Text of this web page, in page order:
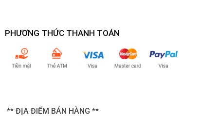
PHƯƠNG THỨC THANH TOÁN
** ĐỊA ĐIỂM BÁN HÀNG **